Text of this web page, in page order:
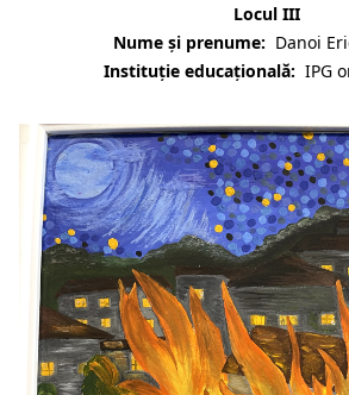
Locul III
Nume și prenume: Danoi
Instituție educațională: IPG